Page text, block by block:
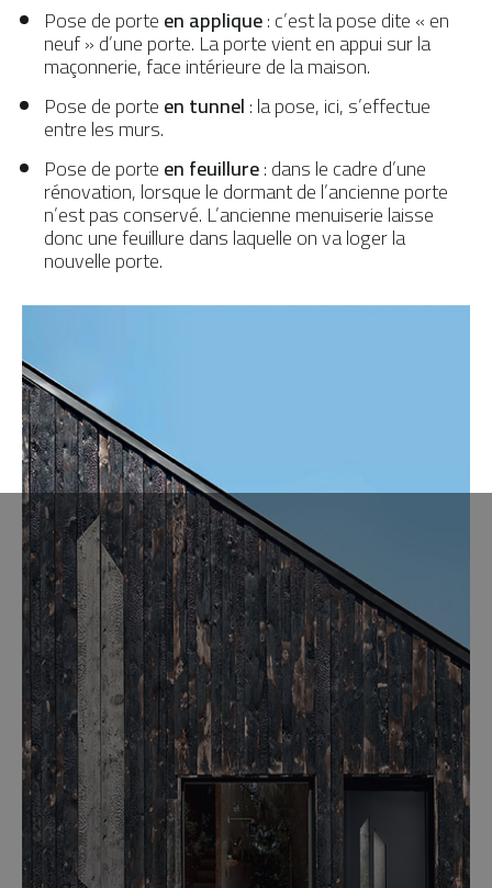
Pose de porteen applique: c’est la pose dite « en
neuf » d’une porte. La porte vient en appui sur la
maçonnerie, face intérieure de la maison.
Pose de porteen tunnel: la pose, ici, s’effectue
entre les murs.
Pose de porteen feuillure: dans le cadre d’une
rénovation, lorsque le dormant de l’ancienne porte
n’est pas conservé. L’ancienne menuiserie laisse
donc une feuillure dans laquelle on va loger la
nouvelle porte.